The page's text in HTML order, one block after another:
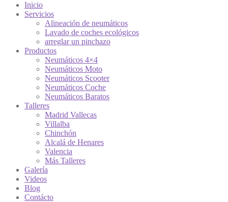
Inicio
Servicios
Alineación de neumáticos
Lavado de coches ecológicos
arreglar un pinchazo
Productos
Neumáticos 4×4
Neumáticos Moto
Neumáticos Scooter
Neumáticos Coche
Neumáticos Baratos
Talleres
Madrid Vallecas
Villalba
Chinchón
Alcalá de Henares
Valencia
Más Talleres
Galería
Videos
Blog
Contácto